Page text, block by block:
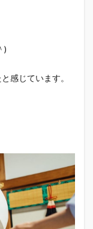
)
感じています。